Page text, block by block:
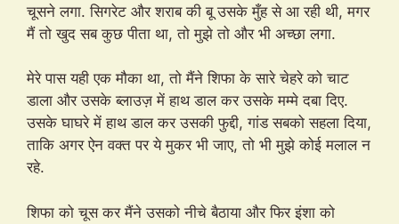
चूसने लगा. सिगरेट और शराब की बू उसके मुँह से आ रही थी, मगर
मैं तो खुद सब कुछ पीता था, तो मुझे तो और भी अच्छा लगा.
मेरे पास यही एक मौका था, तो मैंने शिफा के सारे चेहरे को चाट
डाला और उसके ब्लाउज़ में हाथ डाल कर उसके मम्मे दबा दिए.
उसके घाघरे में हाथ डाल कर उसकी फुद्दी, गांड सबको सहला दिया,
ताकि अगर ऐन वक्त पर ये मुकर भी जाए, तो भी मुझे कोई मलाल न
रहे.
शिफा को चूस कर मैंने उसको नीचे बैठाया और फिर इंशा को